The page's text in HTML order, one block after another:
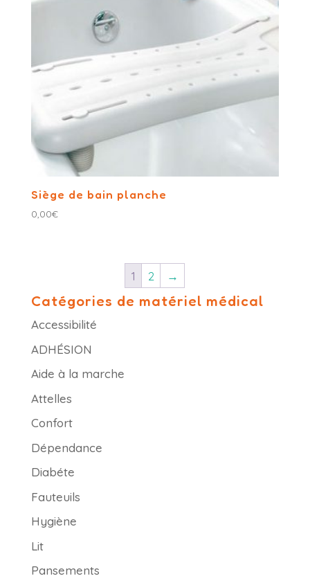
Siège de bain planche
0,00€
1 2 →
Catégories de matériel médical
Accessibilité
ADHÉSION
Aide à la marche
Attelles
Confort
Dépendance
Diabéte
Fauteuils
Hygiène
Lit
Pansements